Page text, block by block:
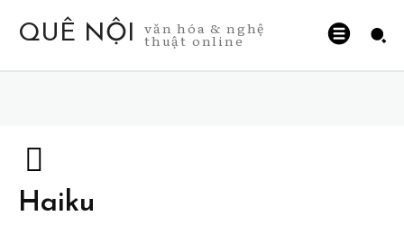
QUÊ NỘI văn hóa & nghệ
thuật online
Haiku